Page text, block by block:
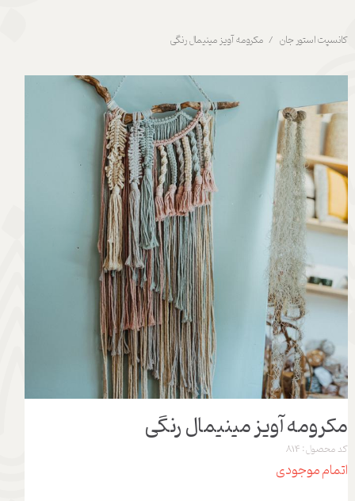
کانسپت استور جان مکرومه آویز مینیمال رنگی
مکرومه آویز مینیمال رنگی
کد محصول: 814
اتمام موجودی